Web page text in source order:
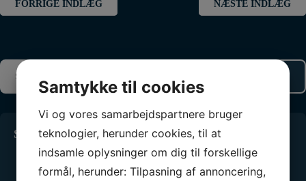
Indlægsnavigation
FORRIGE INDLÆG NÆSTE INDLÆG
Seneste 3 indlæg
Standernedhaling 2025
25. oktober 2025
Samtykke til cookies
Vi og vores samarbejdspartnere bruger
teknologier, herunder cookies, til at
indsamle oplysninger om dig til forskellige
formål, herunder: Tilpasning af annoncering,